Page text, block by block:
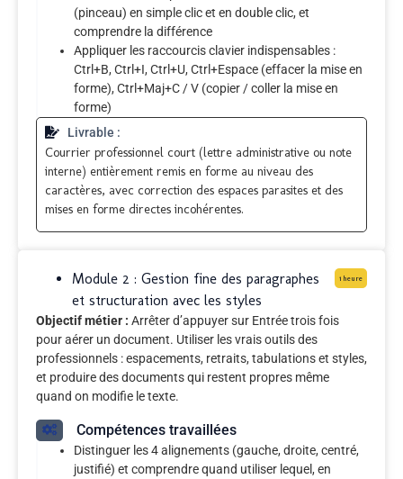
(pinceau) en simple clic et en double clic, et
comprendre la différence
Appliquer les raccourcis clavier indispensables :
Ctrl+B, Ctrl+I, Ctrl+U, Ctrl+Espace (effacer la mise en
forme), Ctrl+Maj+C / V (copier / coller la mise en
forme)
Livrable :
Courrier professionnel court (lettre administrative ou note
interne) entièrement remis en forme au niveau des
caractères, avec correction des espaces parasites et des
mises en forme directes incohérentes.
1 heure
Module 2 : Gestion fine des paragraphes
et structuration avec les styles
Objectif métier : Arrêter d’appuyer sur Entrée trois fois
pour aérer un document. Utiliser les vrais outils des
professionnels : espacements, retraits, tabulations et styles,
et produire des documents qui restent propres même
quand on modifie le texte.
Compétences travaillées
Distinguer les 4 alignements (gauche, droite, centré,
justifié) et comprendre quand utiliser lequel, en